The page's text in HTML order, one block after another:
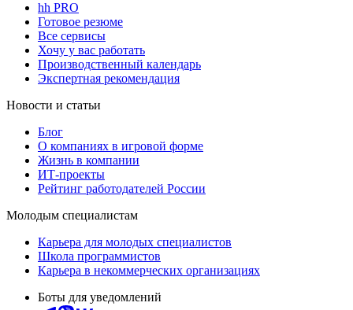
hh PRO
Готовое резюме
Все сервисы
Хочу у вас работать
Производственный календарь
Экспертная рекомендация
Новости и статьи
Блог
О компаниях в игровой форме
Жизнь в компании
ИТ-проекты
Рейтинг работодателей России
Молодым специалистам
Карьера для молодых специалистов
Школа программистов
Карьера в некоммерческих организациях
Боты для уведомлений